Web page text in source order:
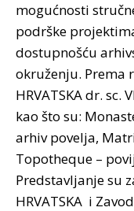
mogućnosti
podrške
dostupnošću
okruženju. Prema
HRVATSKA dr. sc.
kao što su:
arhiv povelja,
Topotheque –
Predstavljanje su
HRVATSKA i